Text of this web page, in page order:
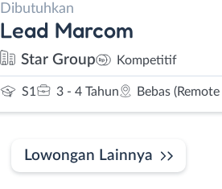
Dibutuhkan
Lead Marcom
Star Group Kompetitif
S1 3 - 4 Tahun Bebas
Lowongan Lainnya